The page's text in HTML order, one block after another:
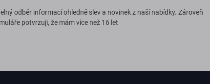
odběr informací ohledně slev a novinek z naší nabídky. Zároveň
potvrzuji, že mám více než 16 let